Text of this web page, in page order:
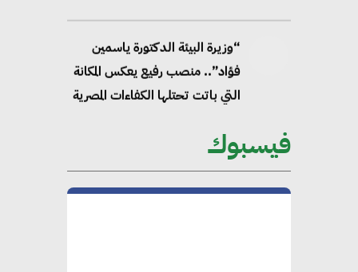
“وزيرة البيئة الدكتورة ياسمين
فؤاد”.. منصب رفيع يعكس المكانة
التي باتت تحتلها الكفاءات المصرية
محلب : المباني الخضراء إضافة
فيسبوك